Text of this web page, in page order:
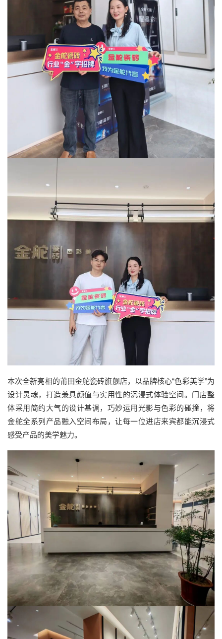
本次全新亮相的莆田金舵瓷砖旗舰店，以品牌核心“色彩美学”为
设计灵魂，打造兼具颜值与实用性的沉浸式体验空间。门店整
体采用简约大气的设计基调，巧妙运用光影与色彩的碰撞，将
金舵全系列产品融入空间布局，让每一位进店来宾都能沉浸式
感受产品的美学魅力。